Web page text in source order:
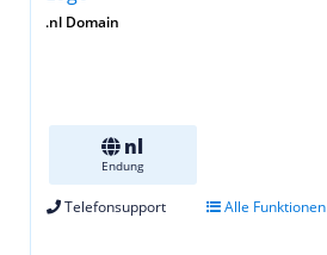
.nl Domain
nl
Endung
Telefonsupport Alle Funktionen